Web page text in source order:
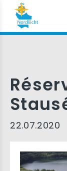
22.07.2020